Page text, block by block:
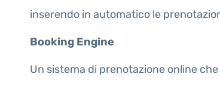
inserendo in automatico le
Booking Engine
Un sistema di prenotazione online